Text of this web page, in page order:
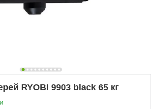
RYOBI 9903 black 65 кг